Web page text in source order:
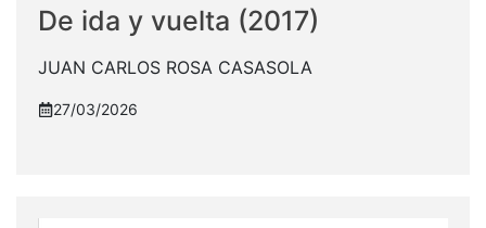
De ida y vuelta (2017)
JUAN CARLOS ROSA CASASOLA
27/03/2026